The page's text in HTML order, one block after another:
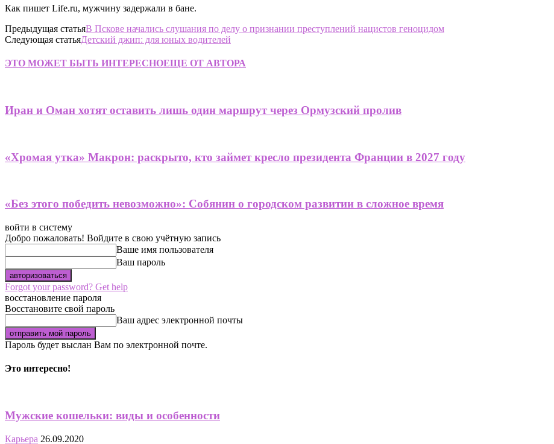
Как пишет Life.ru, мужчину задержали в бане.
Предыдущая статьяВ Пскове начались слушания по делу о признании преступлений нацистов геноцидом
Следующая статьяДетский джип: для юных водителей
ЭТО МОЖЕТ БЫТЬ ИНТЕРЕСНОЕЩЕ ОТ АВТОРА
Иран и Оман хотят оставить лишь один маршрут через Ормузский пролив
«Хромая утка» Макрон: раскрыто, кто займет кресло президента Франции в 2027 году
«Без этого победить невозможно»: Собянин о городском развитии в сложное время
войти в систему
Добро пожаловать! Войдите в свою учётную запись
Ваше имя пользователя
Ваш пароль
Forgot your password? Get help
восстановление пароля
Восстановите свой пароль
Ваш адрес электронной почты
Пароль будет выслан Вам по электронной почте.
Это интересно!
Мужские кошельки: виды и особенности
Карьера 26.09.2020